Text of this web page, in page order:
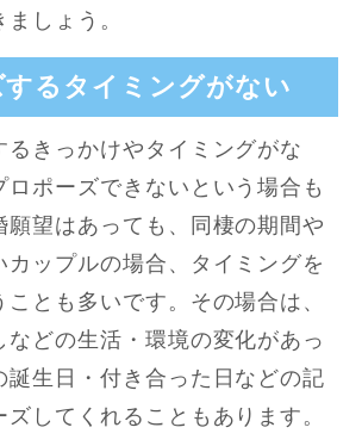
しょう。
するタイミングがない
るきっかけやタイミングがな
ロポーズできないという場合も
願望はあっても、同棲の期間や
カップルの場合、タイミングを
ことも多いです。その場合は、
などの生活・環境の変化があっ
誕生日・付き合った日などの記
してくれることもあります。